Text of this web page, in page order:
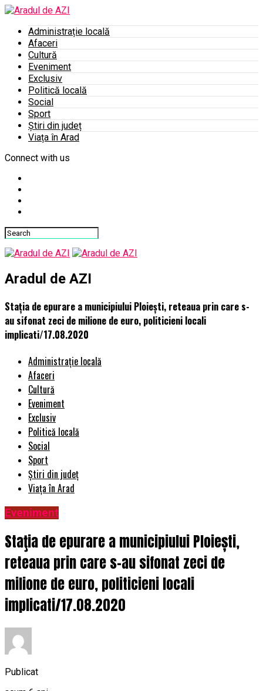
Administrație locală
Afaceri
Cultură
Eveniment
Exclusiv
Politică locală
Social
Sport
Știri din județ
Viața în Arad
Connect with us
Aradul de AZI
Staţia de epurare a municipiului Ploiești, reteaua prin care s-
au sifonat zeci de milione de euro, politicieni locali
implicati/17.08.2020
Administrație locală
Afaceri
Cultură
Eveniment
Exclusiv
Politică locală
Social
Sport
Știri din județ
Viața în Arad
Eveniment
Staţia de epurare a municipiului Ploiești,
reteaua prin care s-au sifonat zeci de
milione de euro, politicieni locali
implicati/17.08.2020
Publicat